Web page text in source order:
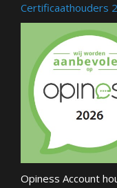
Certificaathouders
Opiness Account